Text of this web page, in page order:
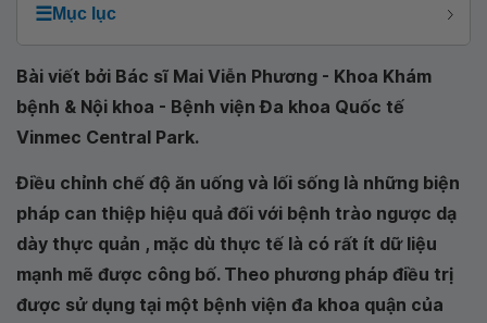
☰Mục lục
Bài viết bởi Bác sĩ Mai Viễn Phương - Khoa Khám
bệnh & Nội khoa - Bệnh viện Đa khoa Quốc tế
Vinmec Central Park.
Điều chỉnh chế độ ăn uống và lối sống là những biện
pháp can thiệp hiệu quả đối với bệnh trào ngược dạ
dày thực quản , mặc dù thực tế là có rất ít dữ liệu
mạnh mẽ được công bố. Theo phương pháp điều trị
được sử dụng tại một bệnh viện đa khoa quận của